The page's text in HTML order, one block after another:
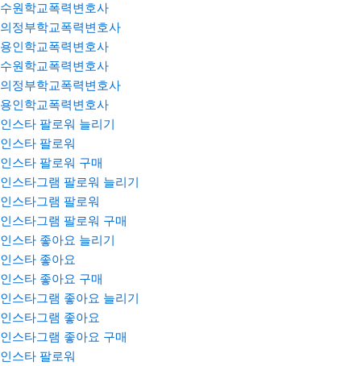
수원학교폭력변호사
의정부학교폭력변호사
용인학교폭력변호사
수원학교폭력변호사
의정부학교폭력변호사
용인학교폭력변호사
인스타 팔로워 늘리기
인스타 팔로워
인스타 팔로워 구매
인스타그램 팔로워 늘리기
인스타그램 팔로워
인스타그램 팔로워 구매
인스타 좋아요 늘리기
인스타 좋아요
인스타 좋아요 구매
인스타그램 좋아요 늘리기
인스타그램 좋아요
인스타그램 좋아요 구매
인스타 팔로워